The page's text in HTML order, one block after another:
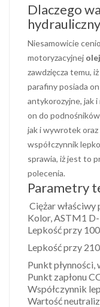
Dlaczego
Niesamowicie
motoryzacyjnej
zawdzięcza temu,
parafiny posiada
antykorozyjne, jak
on do
jak i wywrotek
współczynnik
sprawia, iż jest to
polecenia.
Parametry
Ciężar właściwy
Kolor, ASTM1
Lepkość przy
Lepkość przy
Punkt płynności,
Punkt zapłonu
Współczynnik
Wartość